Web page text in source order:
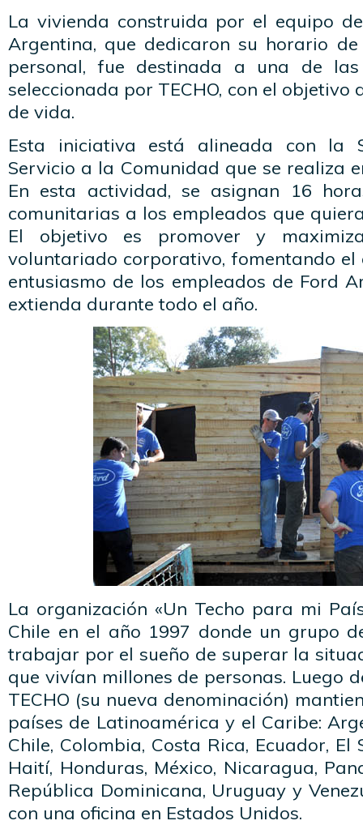
La vivienda construida por el equipo
Argentina, que dedicaron su horario
personal, fue destinada a una de
seleccionada por TECHO, con el
de vida.
Esta iniciativa está alineada con la
Servicio a la Comunidad que se realiza
En esta actividad, se asignan 16
comunitarias a los empleados que
El objetivo es promover y
voluntariado corporativo, fomentando
entusiasmo de los empleados de Ford
extienda durante todo el año.
La organización «Un Techo para mi
Chile en el año 1997 donde un grupo
trabajar por el sueño de superar la
que vivían millones de personas. Luego
TECHO (su nueva denominación)
países de Latinoamérica y el Caribe:
Chile, Colombia, Costa Rica, Ecuador, El
Haití, Honduras, México, Nicaragua,
República Dominicana, Uruguay y
con una oficina en Estados Unidos.